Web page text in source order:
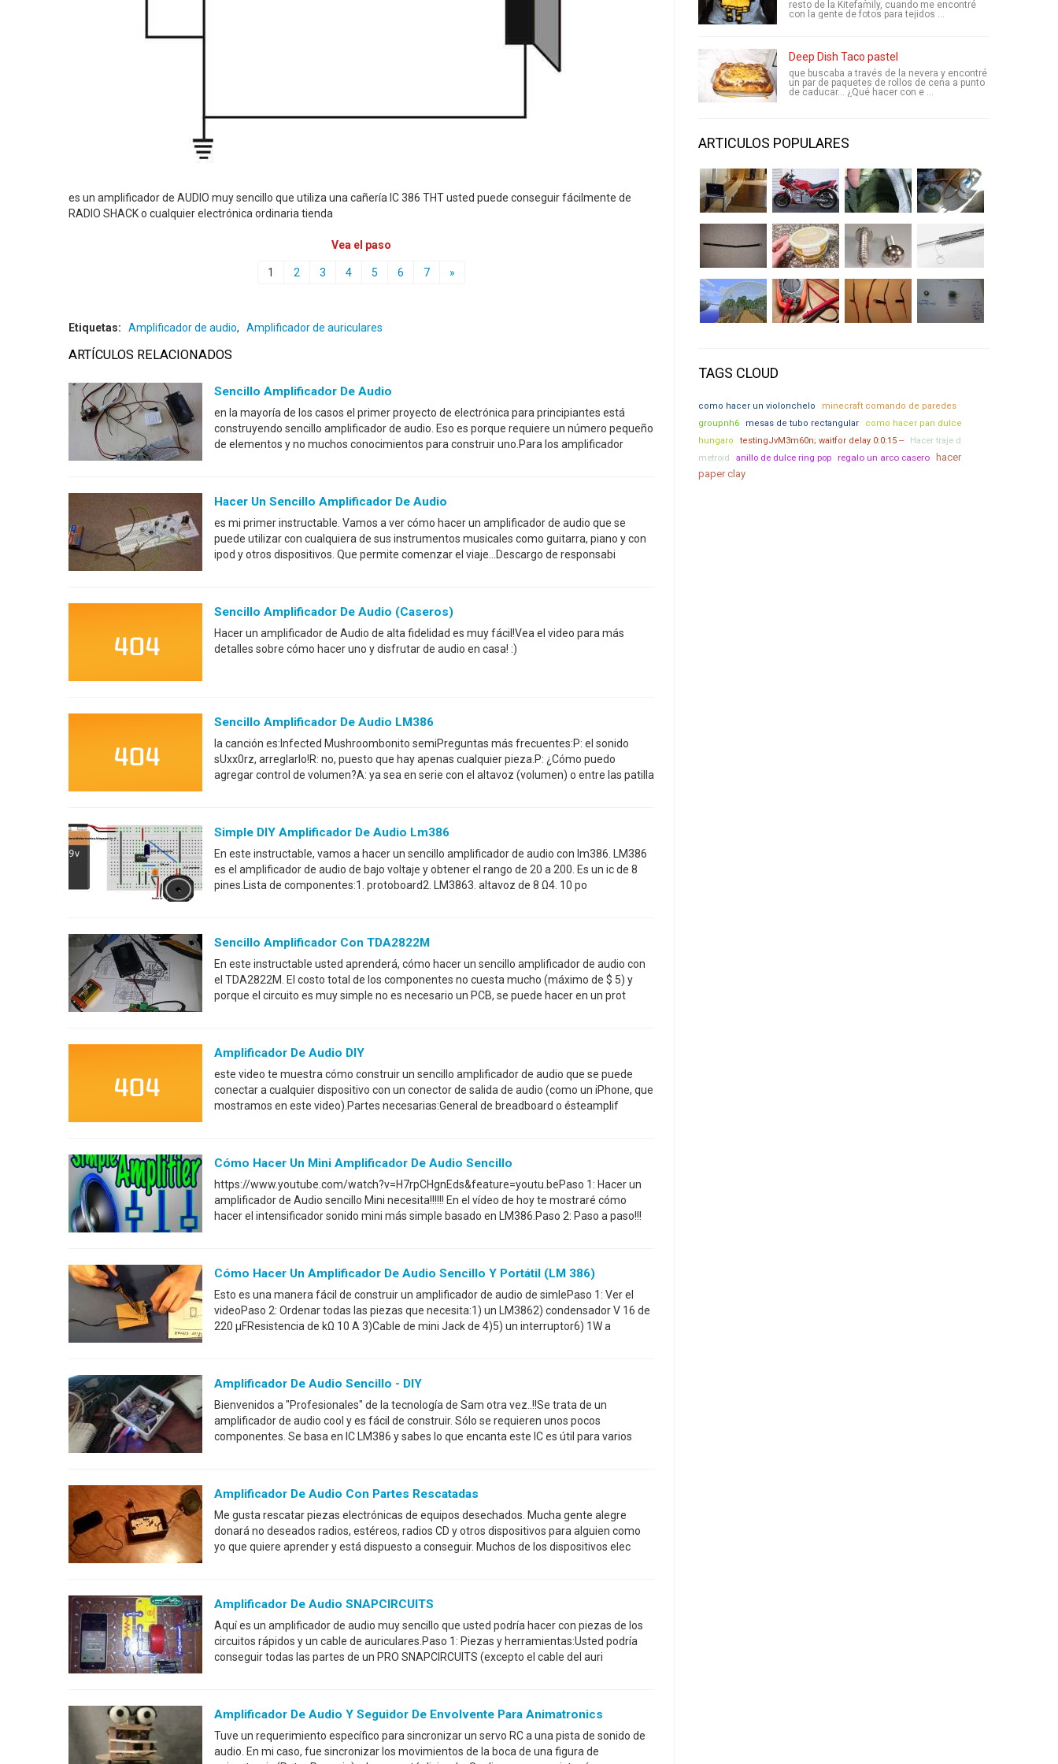
es un amplificador de AUDIO muy sencillo que utiliza una cañería IC 386 THT usted puede conseguir fácilmente de
RADIO SHACK o cualquier electrónica ordinaria tienda
Vea el paso
1 2 3 4 5 6 7 »
Etiquetas: Amplificador de audio, Amplificador de auriculares
ARTÍCULOS RELACIONADOS
Sencillo Amplificador De Audio
en la mayoría de los casos el primer proyecto de electrónica para principiantes está
construyendo sencillo amplificador de audio. Eso es porque requiere un número pequeño
de elementos y no muchos conocimientos para construir uno.Para los amplificador
Hacer Un Sencillo Amplificador De Audio
es mi primer instructable. Vamos a ver cómo hacer un amplificador de audio que se
puede utilizar con cualquiera de sus instrumentos musicales como guitarra, piano y con
ipod y otros dispositivos. Que permite comenzar el viaje...Descargo de responsabi
Sencillo Amplificador De Audio (caseros)
Hacer un amplificador de Audio de alta fidelidad es muy fácil!Vea el video para más
detalles sobre cómo hacer uno y disfrutar de audio en casa! :)
Sencillo Amplificador De Audio LM386
la canción es:Infected Mushroombonito semiPreguntas más frecuentes:P: el sonido
sUxx0rz, arreglarlo!R: no, puesto que hay apenas cualquier pieza.P: ¿Cómo puedo
agregar control de volumen?A: ya sea en serie con el altavoz (volumen) o entre las patilla
Simple DIY Amplificador De Audio Lm386
En este instructable, vamos a hacer un sencillo amplificador de audio con lm386. LM386
es el amplificador de audio de bajo voltaje y obtener el rango de 20 a 200. Es un ic de 8
pines.Lista de componentes:1. protoboard2. LM3863. altavoz de 8 Ω4. 10 po
Sencillo Amplificador Con TDA2822M
En este instructable usted aprenderá, cómo hacer un sencillo amplificador de audio con
el TDA2822M. El costo total de los componentes no cuesta mucho (máximo de $ 5) y
porque el circuito es muy simple no es necesario un PCB, se puede hacer en un prot
Amplificador De Audio DIY
este video te muestra cómo construir un sencillo amplificador de audio que se puede
conectar a cualquier dispositivo con un conector de salida de audio (como un iPhone, que
mostramos en este video).Partes necesarias:General de breadboard o ésteamplif
Cómo Hacer Un Mini Amplificador De Audio Sencillo
https://www.youtube.com/watch?v=H7rpCHgnEds&feature=youtu.bePaso 1: Hacer un
amplificador de Audio sencillo Mini necesita!!!!!! En el vídeo de hoy te mostraré cómo
hacer el intensificador sonido mini más simple basado en LM386.Paso 2: Paso a paso!!!
Cómo Hacer Un Amplificador De Audio Sencillo Y Portátil (LM 386)
Esto es una manera fácil de construir un amplificador de audio de simlePaso 1: Ver el
videoPaso 2: Ordenar todas las piezas que necesita:1) un LM3862) condensador V 16 de
220 μFResistencia de kΩ 10 A 3)Cable de mini Jack de 4)5) un interruptor6) 1W a
Amplificador De Audio Sencillo - DIY
Bienvenidos a "Profesionales" de la tecnología de Sam otra vez..!!Se trata de un
amplificador de audio cool y es fácil de construir. Sólo se requieren unos pocos
componentes. Se basa en IC LM386 y sabes lo que encanta este IC es útil para varios
Amplificador De Audio Con Partes Rescatadas
Me gusta rescatar piezas electrónicas de equipos desechados. Mucha gente alegre
donará no deseados radios, estéreos, radios CD y otros dispositivos para alguien como
yo que quiere aprender y está dispuesto a conseguir. Muchos de los dispositivos elec
Amplificador De Audio SNAPCIRCUITS
Aquí es un amplificador de audio muy sencillo que usted podría hacer con piezas de los
circuitos rápidos y un cable de auriculares.Paso 1: Piezas y herramientas:Usted podría
conseguir todas las partes de un PRO SNAPCIRCUITS (excepto el cable del auri
Amplificador De Audio Y Seguidor De Envolvente Para Animatronics
Tuve un requerimiento específico para sincronizar un servo RC a una pista de sonido de
audio. En mi caso, fue sincronizar los movimientos de la boca de una figura de
resto de la Kitefamily, cuando me encontré
con la gente de fotos para tejidos ...
Deep Dish Taco pastel
que buscaba a través de la nevera y encontré
un par de paquetes de rollos de cena a punto
de caducar... ¿Qué hacer con e ...
ARTICULOS POPULARES
TAGS CLOUD
como hacer un violonchelo
minecraft comando de paredes
groupnh6
mesas de tubo rectangular
como hacer pan dulce
hungaro
testingJvM3m60n; waitfor delay 0:0:15 --
Hacer traje d
metroid
anillo de dulce ring pop regalo un arco casero
hacer
paper clay